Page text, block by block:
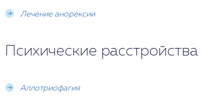
Лечение анорексии
Психические расстройства
Аллотриофагия